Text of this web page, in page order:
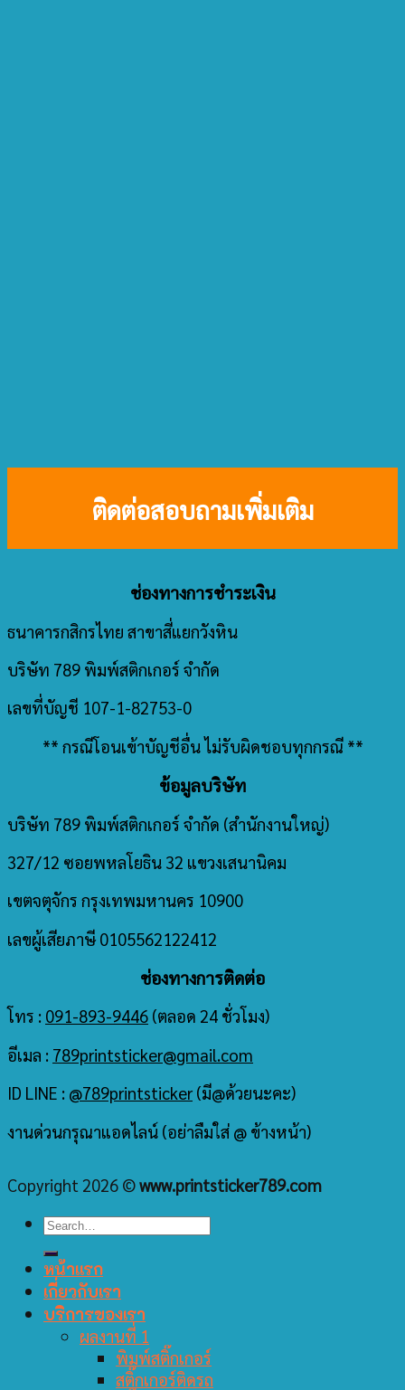
ติดต่อสอบถามเพิ่มเติม
ช่องทางการชำระเงิน
ธนาคารกสิกรไทย สาขาสี่แยกวังหิน
บริษัท 789 พิมพ์สติกเกอร์ จำกัด
เลขที่บัญชี 107-1-82753-0
** กรณีโอนเข้าบัญชีอื่น ไม่รับผิดชอบทุกกรณี **
ข้อมูลบริษัท
บริษัท 789 พิมพ์สติกเกอร์ จำกัด (สำนักงานใหญ่)
327/12 ซอยพหลโยธิน 32 แขวงเสนานิคม
เขตจตุจักร กรุงเทพมหานคร 10900
เลขผู้เสียภาษี 0105562122412
ช่องทางการติดต่อ
โทร : 091-893-9446 (ตลอด 24 ชั่วโมง)
อีเมล : 789printsticker@gmail.com
ID LINE : @789printsticker (มี@ด้วยนะคะ)
งานด่วนกรุณาแอดไลน์ (อย่าลืมใส่ @ ข้างหน้า)
Copyright 2026 ©www.printsticker789.com
หน้าแรก
เกี่ยวกับเรา
บริการของเรา
ผลงานที่ 1
พิมพ์สติ๊กเกอร์
สติ๊กเกอร์ติดรถ